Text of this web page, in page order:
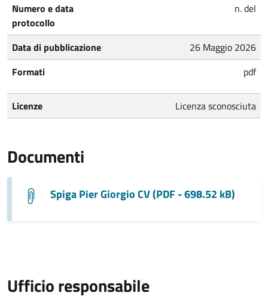
Numero e data
protocollo
n. del
Data di pubblicazione
26 Maggio 2026
Formati
pdf
Licenze Licenza sconosciuta
Documenti
Spiga Pier Giorgio CV (PDF - 698.52 kB)
Ufficio responsabile